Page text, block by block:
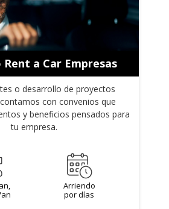
Rent a Car Empresas
o desarrollo de proyectos
con convenios que
y beneficios pensados para
tu empresa.
Arriendo
por días